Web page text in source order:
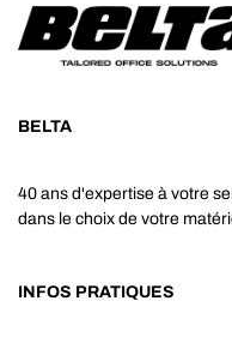
BELTA
40 ans d'expertise à votre
dans le choix de votre
INFOS PRATIQUES